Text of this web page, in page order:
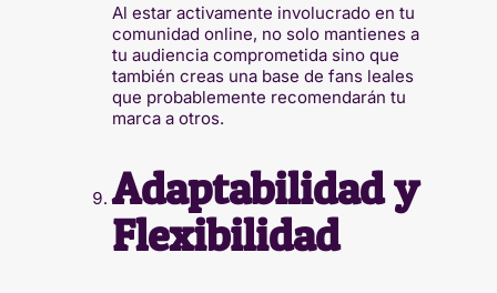
Al estar activamente involucrado en tu
comunidad online, no solo mantienes a
tu audiencia comprometida sino que
también creas una base de fans leales
que probablemente recomendarán tu
marca a otros.
Adaptabilidad y
Flexibilidad